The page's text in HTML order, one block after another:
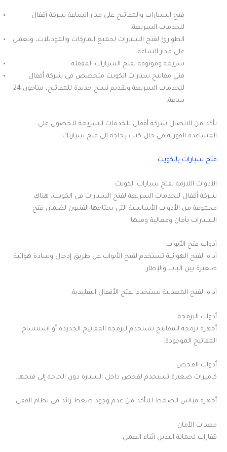
فتح السيارات والمفاتيح على مدار الساعة شركة أقفال
للخدمات السريعة.
الطوارئ لفتح السيارات لجميع الماركات والموديلات، وتعمل
على مدار الساعة.
سريعة وموثوقة لفتح السيارات المقفلة.
فني مفاتيح سيارات الكويت متخصص في شركة أقفال
للخدمات السريعة وتقديم نسخ جديدة للمفاتيح، متاحون 24
ساعة.
تأكد من الاتصال شركة أقفال للخدمات السريعة للحصول على
المساعدة الفورية في حال كنت بحاجة إلى فتح سيارتك.
فتح سيارات بالكويت
الأدوات اللازمة لفتح سيارات الكويت
شركة أقفال للخدمات السريعة لفتح السيارات في الكويت، هناك
مجموعة من الأدوات الأساسية التي يحتاجها الفنيون لضمان فتح
السيارات بأمان وفعالية ومنها:
أدوات فتح الأبواب
أداة الفتح الهوائية تستخدم لفتح الأبواب عن طريق إدخال وسادة هوائية
صغيرة بين الباب والإطار.
أداة الفتح المعدنية تستخدم لفتح الأقفال التقليدية.
أدوات البرمجة
أجهزة برمجة المفاتيح تستخدم لبرمجة المفاتيح الجديدة أو استنساخ
المفاتيح الموجودة.
أدوات الفحص
كاميرات صغيرة تستخدم لفحص داخل السيارة دون الحاجة إلى فتحها.
أجهزة قياس الضغط للتأكد من عدم وجود ضغط زائد في نظام القفل.
معدات الأمان
قفازات لحماية اليدين أثناء العمل.